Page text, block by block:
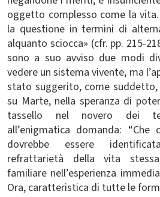
oggetto complesso come la
la questione in termini di
alquanto sciocca» (cfr. pp. 215-
sono a suo avviso due modi
vedere un sistema vivente, ma
stato suggerito, come
su Marte, nella speranza di
tassello nel novero dei
all’enigmatica domanda:
dovrebbe essere
refrattarietà della vita
familiare nell’esperienza
Ora, caratteristica di tutte le